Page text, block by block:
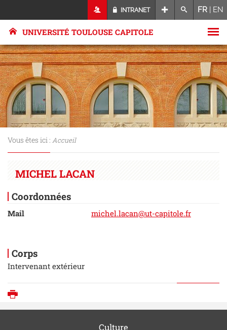
INTRANET FR | EN
UNIVERSITÉ TOULOUSE CAPITOLE
Vous êtes ici : Accueil
MICHEL LACAN
Coordonnées
Mail michel.lacan@ut-capitole.fr
Corps
Intervenant extérieur
Culture